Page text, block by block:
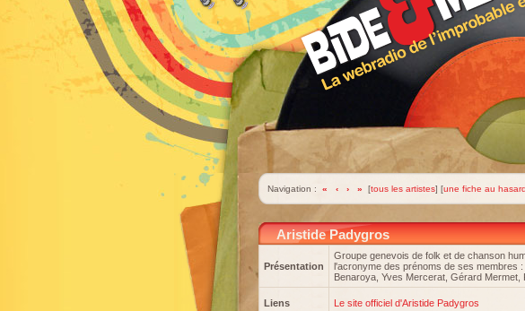
Navigation : « ‹ › » [tous les artistes] [une fiche au hasard
Aristide Padygros
Présentation
Groupe genevois de folk et de chanson
l'acronyme des prénoms de ses membres
Benaroya, Yves Mercerat, Gérard Mermet,
Liens Le site officiel d'Aristide Padygros